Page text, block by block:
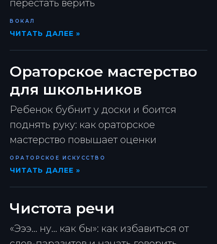
перестать верить
ВОКАЛ
ЧИТАТЬ ДАЛЕЕ »
Ораторское мастерство
для школьников
Ребенок бубнит у доски и боится
поднять руку: как ораторское
мастерство повышает оценки
ОРАТОРСКОЕ ИСКУССТВО
ЧИТАТЬ ДАЛЕЕ »
Чистота речи
«Эээ... ну... как бы»: как избавиться от